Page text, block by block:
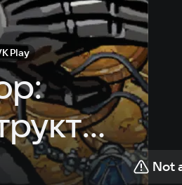
Play
Not